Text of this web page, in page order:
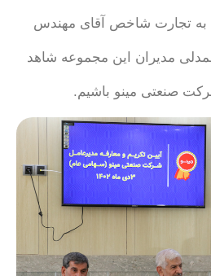
به تجارت شاخص آقای مهندس
مدیران این مجموعه شاهد
صنعتی مینو باشیم.